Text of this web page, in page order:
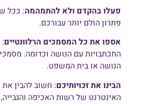
פעלו בהקדם ולא להתמהמה: ככל
פתרון הולם יותר עבורכם.
אספו את כל המסמכים הרלוונטיים
התכתבויות עם הנושה וכדומה.
הנושה או בית המשפט.
הבינו את זכויותיכם: חשוב להבין את
האינטרנט של רשות האכיפה